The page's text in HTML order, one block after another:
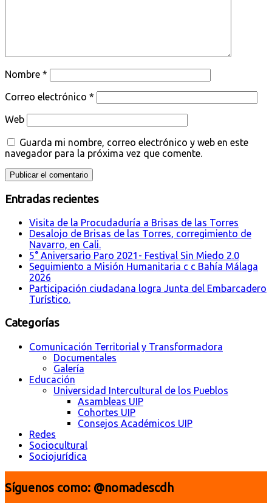
Nombre *
Correo electrónico *
Web
Guarda mi nombre, correo electrónico y web en este
navegador para la próxima vez que comente.
Entradas recientes
Visita de la Procudaduría a Brisas de las Torres
Desalojo de Brisas de las Torres, corregimiento de
Navarro, en Cali.
5° Aniversario Paro 2021- Festival Sin Miedo 2.0
Seguimiento a Misión Humanitaria c c Bahía Málaga
2026
Participación ciudadana logra Junta del Embarcadero
Turístico.
Categorías
Comunicación Territorial y Transformadora
Documentales
Galería
Educación
Universidad Intercultural de los Pueblos
Asambleas UIP
Cohortes UIP
Consejos Académicos UIP
Redes
Sociocultural
Sociojurídica
Síguenos como: @nomadescdh